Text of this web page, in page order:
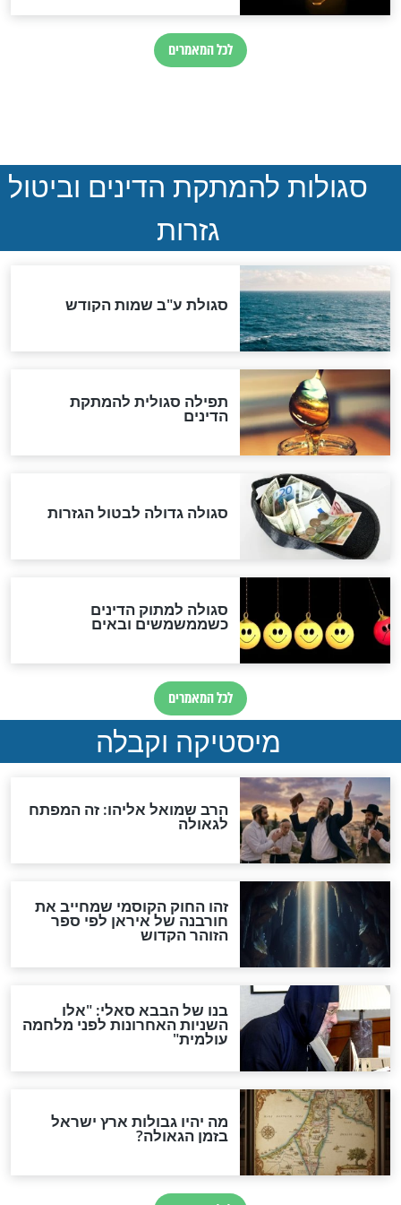
נהרגו בדרום לבנון
ואיראן: בלי שקיפות ועם הרבה
סימני שאלה
המסמך האבוד שנחשף
במרתפי מוסקבה: כתב היד
הנדיר של הרשב"ם התגלה
"מודה לקב"ה על כל השנים"
לכל המאמרים
אחרית הימים
מה יהיה בימות המשיח?
"לפני הגאולה תהיה אפיקורסות
והכחשה גדולה מאוד של
האמונה"
האם לאחר בוא המשיח יהיה
אפשר לחזור בתשובה?
לכל המאמרים